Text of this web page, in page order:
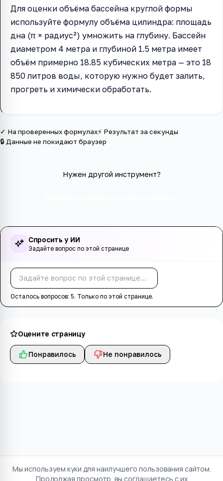
Для оценки объёма бассейна круглой формы
используйте формулу объёма цилиндра: площадь
дна (π × радиус²) умножить на глубину. Бассейн
диаметром 4 метра и глубиной 1.5 метра имеет
объём примерно 18.85 кубических метра — это 18
850 литров воды, которую нужно будет залить,
прогреть и химически обработать.
✓ На проверенных формулах⚡ Результат за секунды
🔒 Данные не покидают браузер
Нужен другой инструмент?
Спросить у ИИ
Задайте вопрос по этой странице
Осталось вопросов: 5. Только по этой странице.
Оцените страницу
Понравилось Не понравилось
Мы используем куки для наилучшего пользования сайтом.
Продолжая просмотр, вы соглашаетесь с их